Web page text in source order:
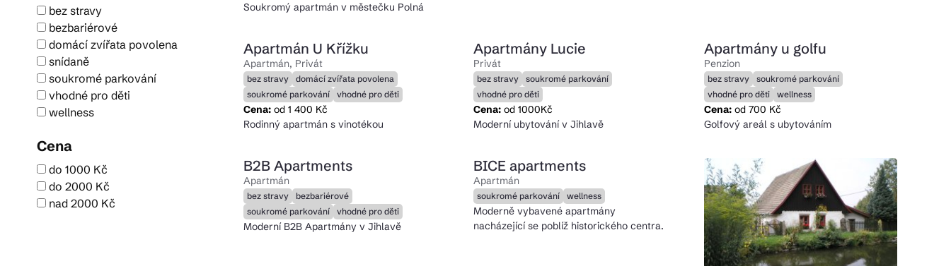
bez stravy
bezbariérové
domácí zvířata povolena
snídaně
soukromé parkování
vhodné pro děti
wellness
Cena
do 1000 Kč
do 2000 Kč
nad 2000 Kč
Soukromý apartmán v městečku Polná
Apartmán U Křížku
Apartmán, Privát
bez stravy
domácí zvířata povolena
soukromé parkování
vhodné pro děti
Cena:od 1 400 Kč
Rodinný apartmán s vinotékou
Apartmány Lucie
Privát
bez stravy
soukromé parkování
vhodné pro děti
Cena: od 1000Kč
Moderní ubytování v Jihlavě
Apartmány u golfu
Penzion
bez stravy
soukromé parkování
vhodné pro děti
wellness
Cena: od 700 Kč
Golfový areál s ubytováním
B2B Apartments
Apartmán
bez stravy
bezbariérové
soukromé parkování
vhodné pro děti
Moderní B2B Apartmány v Jihlavě
BICE apartments
Apartmán
soukromé parkování wellness
Moderně vybavené apartmány
nacházející se poblíž historického centra.